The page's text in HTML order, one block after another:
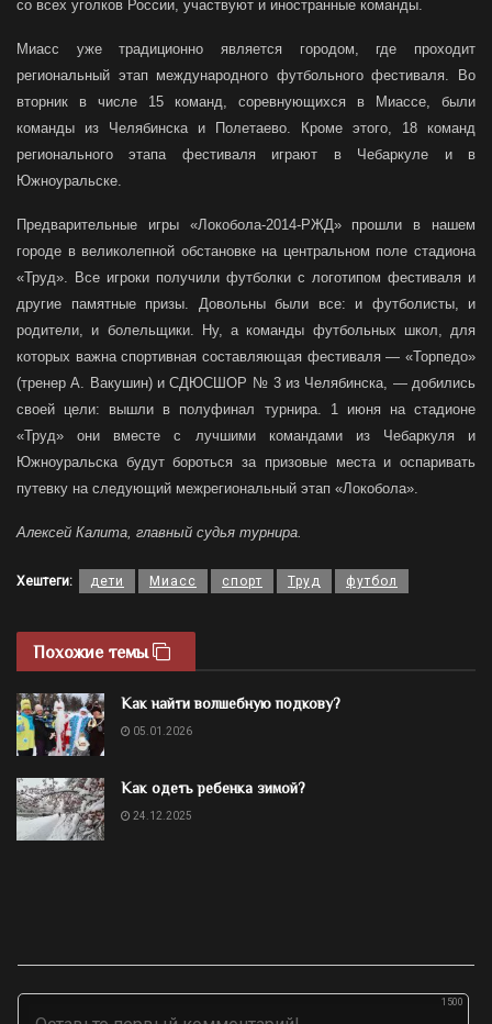
со всех уголков России, участвуют и иностранные команды.
Миасс уже традиционно является городом, где проходит
региональный этап международного футбольного фестиваля. Во
вторник в числе 15 команд, соревнующихся в Миассе, были
команды из Челябинска и Полетаево. Кроме этого, 18 команд
регионального этапа фестиваля играют в Чебаркуле и в
Южноуральске.
Предварительные игры «Локобола-2014-РЖД» прошли в нашем
городе в великолепной обстановке на центральном поле стадиона
«Труд». Все игроки получили футболки с логотипом фестиваля и
другие памятные призы. Довольны были все: и футболисты, и
родители, и болельщики. Ну, а команды футбольных школ, для
которых важна спортивная составляющая фестиваля — «Торпедо»
(тренер А. Вакушин) и СДЮСШОР № 3 из Челябинска, — добились
своей цели: вышли в полуфинал турнира. 1 июня на стадионе
«Труд» они вместе с лучшими командами из Чебаркуля и
Южноуральска будут бороться за призовые места и оспаривать
путевку на следующий межрегиональный этап «Локобола».
Алексей Калита, главный судья турнира.
Хештеги: дети Миасс спорт Труд футбол
Похожие темы
Как найти волшебную подкову?
05.01.2026
Как одеть ребенка зимой?
24.12.2025
1500